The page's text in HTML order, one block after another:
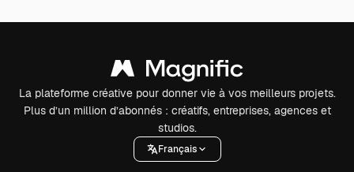
La plateforme créative pour donner vie à vos meilleurs projets.
Plus d’un million d’abonnés : créatifs, entreprises, agences et
studios.
Français